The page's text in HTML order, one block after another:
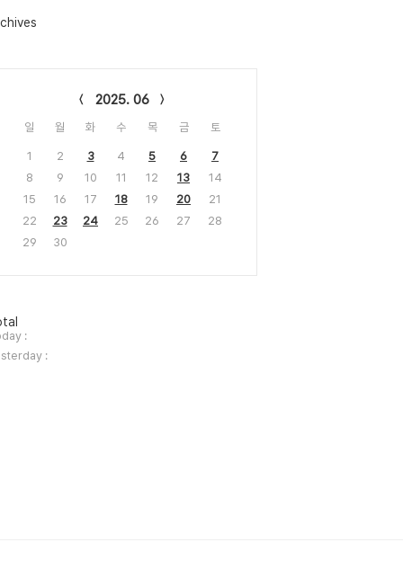
2025. 06
일 월 화 수 목 금 토
1 2 3 4 5 6
7
8
9 10 11 12 13
14
15
16 17 18 19 20
21
22
23 24 25 26 27
28
29
30
:
: